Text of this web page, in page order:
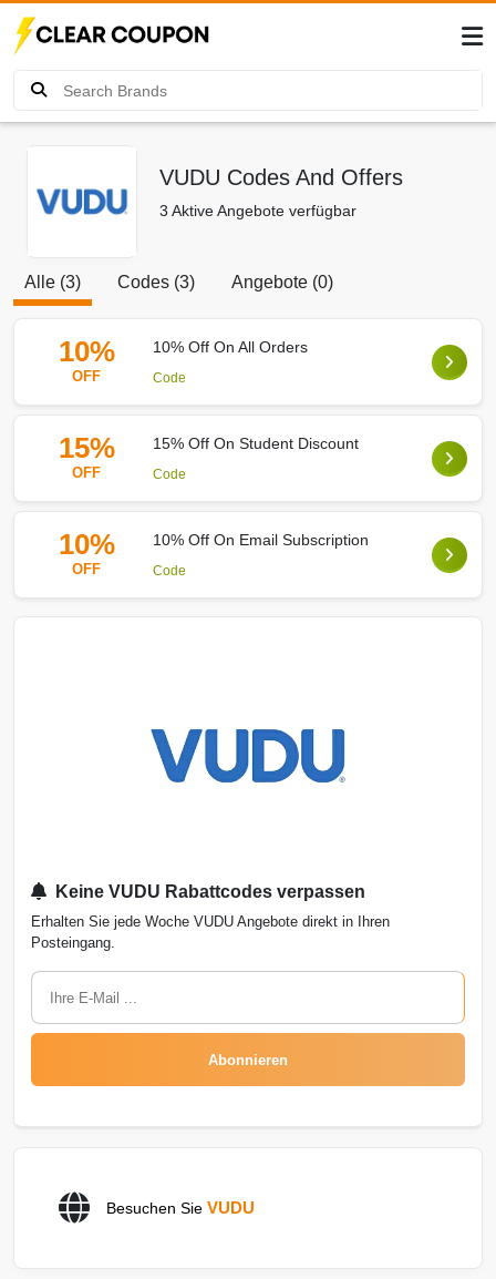
VUDU Codes And Offers
3 Aktive Angebote verfügbar
Alle (3) Codes (3) Angebote (0)
10%
OFF
10% Off On All Orders
Code
15%
OFF
15% Off On Student Discount
Code
10%
OFF
10% Off On Email Subscription
Code
Keine VUDU Rabattcodes verpassen
Erhalten Sie jede Woche VUDU Angebote direkt in Ihren
Posteingang.
Abonnieren
Besuchen Sie VUDU